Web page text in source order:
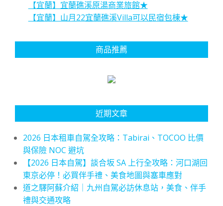
【宜蘭】宜蘭礁溪原湯商業旅館★
【宜蘭】山月22宜蘭礁溪Villa可以民宿包棟★
商品推薦
近期文章
2026 日本租車自駕全攻略：Tabirai、TOCOO 比價
與保險 NOC 避坑
【2026 日本自駕】談合坂 SA 上行全攻略：河口湖回
東京必停！必買伴手禮、美食地圖與塞車應對
道之驛阿蘇介紹｜九州自駕必訪休息站，美食、伴手
禮與交通攻略